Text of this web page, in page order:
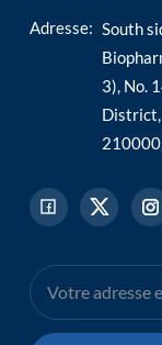
Adresse: South
3), No.
District,